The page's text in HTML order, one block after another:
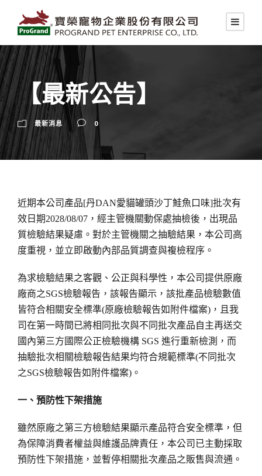
【最新公告】
最新消息 0
近期本公司產品[丹DAN愛貓罐頭沙丁鮭魚口味]批次有
效日期2028/08/07，經主管機關動保處抽檢後，出現品
質檢驗結果疑慮。對於主管機關之抽驗結果，本公司高
度重視，並立即啟動內部品質調查與複檢程序。
為求檢驗結果之客觀、公正與科學性，本公司提供原廠
廠商之SGS檢驗報告，該報告顯示，該批產品檢驗數值
皆符合相關安全標準(原廠檢驗報告如附件檔案)，且我
司在第一時間已將相同批次與不同批次產品自主再送交
國內第三方國際公正檢驗機構 SGS 進行重新檢測，而
抽驗批次相關檢驗報告結果均符合規範標準(不同批次
之SGS檢驗報告如附件檔案)。
一、預防性下架措施
雖然原廠之第三方檢驗結果顯示產品符合安全標準，但
為保障消費者權益與維護品牌責任，本公司已主動採取
預防性下架措施，並暫停相關批次產品之販售與流通。